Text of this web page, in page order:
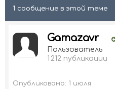
1 сообщение в этой теме
Gamazavr
Пользователь
1 212 публикации
Опубликовано: 1 июля